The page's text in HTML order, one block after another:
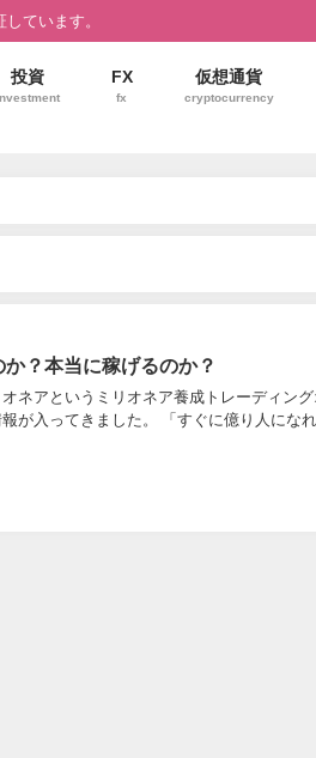
ています。
投資 FX
fx
仮想通貨
cryptocurrency
？本当に稼げるのか？
ネアというミリオネア養成トレーディン
が入ってきました。 「すぐに億り人にな